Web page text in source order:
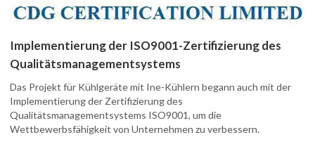
Implementierung der ISO9001-Zertifizierung des
Qualitätsmanagementsystems
Das Projekt für Kühlgeräte mit Ine-Kühlern begann auch mit der
Implementierung der Zertifizierung des
Qualitätsmanagementsystems ISO9001, um die
Wettbewerbsfähigkeit von Unternehmen zu verbessern.